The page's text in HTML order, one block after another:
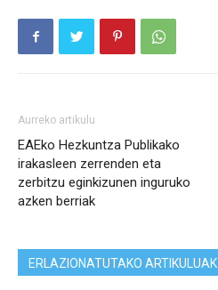
Aurreko artikulu
EAEko Hezkuntza Publikako
irakasleen zerrenden eta
zerbitzu eginkizunen inguruko
azken berriak
ERLAZIONATUTAKO ARTIKULUAK